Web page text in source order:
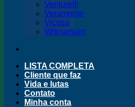
Venturelli
Veramonte
Viçosa
Witmarsum
LISTA COMPLETA
Cliente que faz
Vida e lutas
Contato
Minha conta